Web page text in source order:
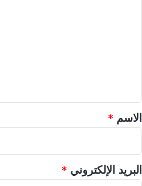
*الاسم *
البريد الإلكتروني *